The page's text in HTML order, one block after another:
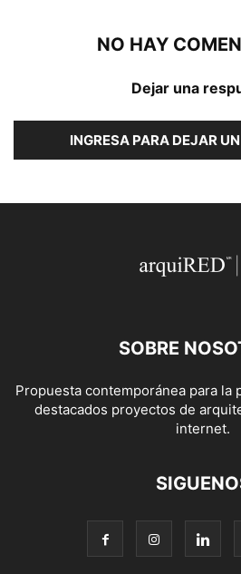
NO HAY
Dejar una
INGRESA PARA DEJAR
SOBRE
Propuesta contemporánea para la
destacados proyectos de
internet.